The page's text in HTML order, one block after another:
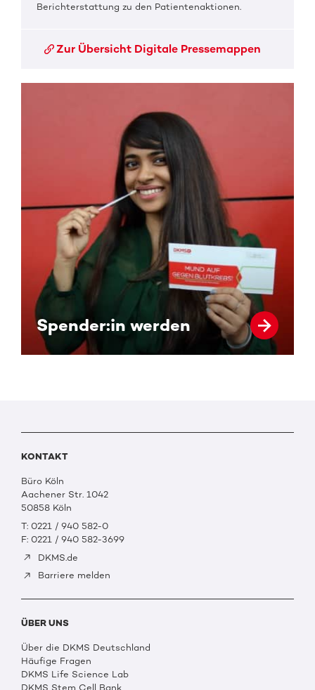
Berichterstattung zu den Patientenaktionen.
Zur Übersicht Digitale Pressemappen
Spender:in werden
KONTAKT
Büro Köln
Aachener Str. 1042
50858 Köln
T: 0221 / 940 582-0
F: 0221 / 940 582-3699
DKMS.de
Barriere melden
ÜBER UNS
Über die DKMS Deutschland
Häufige Fragen
DKMS Life Science Lab
DKMS Stem Cell Bank